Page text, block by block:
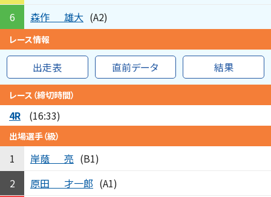
6
森作 雄大 (A2)
レース情報
出走表 直前データ 結果
レース（締切時間）
4R (16:33)
出場選手（級）
1 岸蔭 亮 (B1)
2
原田 才一郎 (A1)